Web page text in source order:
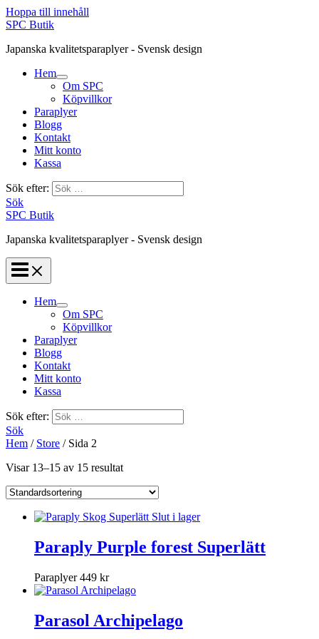
Hoppa till innehåll
SPC Butik
Japanska kvalitetsparaplyer - Svensk design
Hem
Om SPC
Köpvillkor
Paraplyer
Blogg
Kontakt
Mitt konto
Kassa
Sök efter:
Sök
SPC Butik
Japanska kvalitetsparaplyer - Svensk design
Hem
Om SPC
Köpvillkor
Paraplyer
Blogg
Kontakt
Mitt konto
Kassa
Sök efter:
Sök
Hem / Store / Sida 2
Visar 13–15 av 15 resultat
Slut i lager
Paraply Purple forest Superlätt
Paraplyer449 kr
Parasol Archipelago